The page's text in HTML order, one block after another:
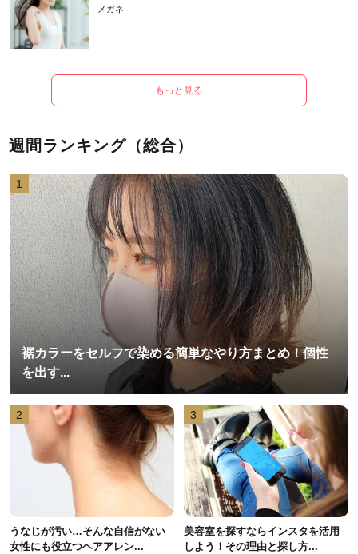
メガネ
もっと見る
週間ランキング（総合）
1
裾カラーをセルフで染める簡単なやり方まとめ！個性
を出す...
2
うなじが汚い…そんな自信がない
女性にも役立つヘアアレン...
3
美容室を探すならインスタを活用
しよう！その理由と探し方...